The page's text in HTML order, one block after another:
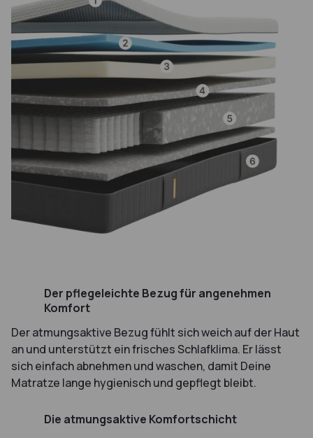
Der pflegeleichte Bezug für angenehmen
Komfort
Der atmungsaktive Bezug fühlt sich weich auf der Haut
an und unterstützt ein frisches Schlafklima. Er lässt
sich einfach abnehmen und waschen, damit Deine
Matratze lange hygienisch und gepflegt bleibt.
Die atmungsaktive Komfortschicht